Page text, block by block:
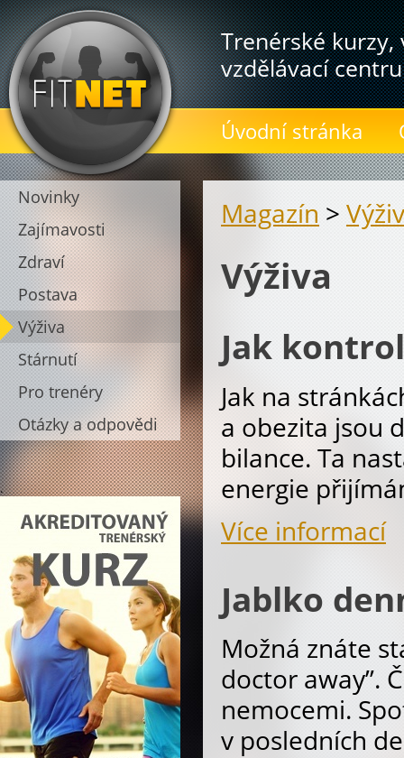
Trenérské
vzdělávací
Úvodní stránka
Novinky
Zajímavosti
Zdraví
Postava
Výživa
Stárnutí
Pro trenéry
Otázky a odpovědi
.
Magazín >
Výživa
Jak
Jak na
a obezita jsou
bilance. Ta
energie
Více informací
Jablko
Možná znáte
doctor away”.
nemocemi.
v posledních